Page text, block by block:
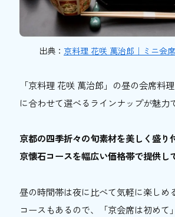
出典： 京料理 花咲 萬治郎｜ミニ会
「京料理 花咲 萬治郎」の昼の会席料
に合わせて選べるラインナップが魅力
京都の四季折々の旬素材を美しく盛り
京懐石コースを幅広い価格帯で提供し
昼の時間帯は夜に比べて気軽に楽しめ
コースもあるので、「京会席は初めて